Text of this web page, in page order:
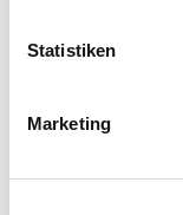
unteren Regler
einstellen. Sie
Informationen
Statistiken
Marketing
14.06.2022